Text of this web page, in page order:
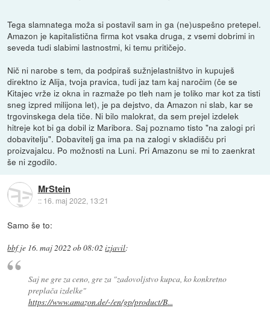
Tega slamnatega moža si postavil sam in ga (ne)uspešno pretepel.
Amazon je kapitalistična firma kot vsaka druga, z vsemi dobrimi in
seveda tudi slabimi lastnostmi, ki temu pritičejo.
Nič ni narobe s tem, da podpiraš sužnjelastništvo in kupuješ
direktno iz Alija, tvoja pravica, tudi jaz tam kaj naročim (če se
Kitajec vrže iz okna in razmaže po tleh nam je toliko mar kot za tisti
sneg izpred milijona let), je pa dejstvo, da Amazon ni slab, kar se
trgovinskega dela tiče. Ni bilo malokrat, da sem prejel izdelek
hitreje kot bi ga dobil iz Maribora. Saj poznamo tisto "na zalogi pri
dobavitelju". Dobavitelj ga ima pa na zalogi v skladišču pri
proizvajalcu. Po možnosti na Luni. Pri Amazonu se mi to zaenkrat
še ni zgodilo.
MrStein
:: 16. maj 2022, 13:21
Samo še to:
bbfje 16. maj 2022 ob 08:02 izjavil:
Saj ne gre za ceno, gre za "zadovoljstvo kupca, ko konkretno
preplača izdelke"
https://www.amazon.de/-/en/gp/product/B...